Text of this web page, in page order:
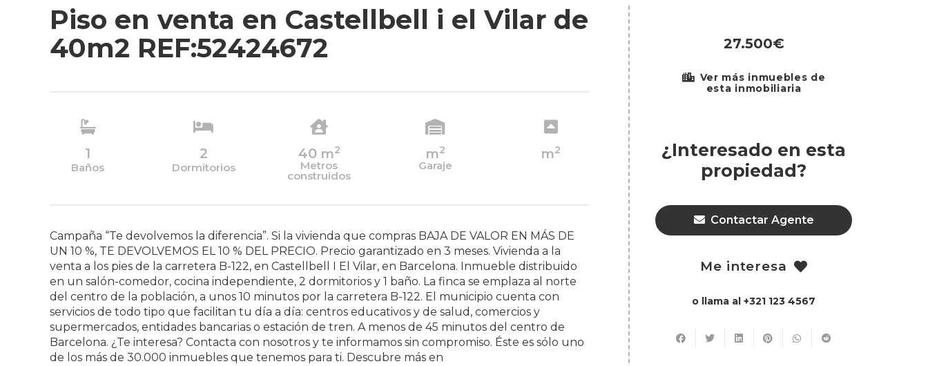
Piso en venta en Castellbell i el Vilar de
40m2 REF:52424672
1
Baños
2
Dormitorios
40m2
Metros
construidos
m2
Garaje
m2
Campaña “Te devolvemos la diferencia”. Si la vivienda que compras BAJA DE VALOR EN MÁS DE
UN 10 %, TE DEVOLVEMOS EL 10 % DEL PRECIO. Precio garantizado en 3 meses. Vivienda a la
venta a los pies de la carretera B-122, en Castellbell I El Vilar, en Barcelona. Inmueble distribuido
en un salón-comedor, cocina independiente, 2 dormitorios y 1 baño. La finca se emplaza al norte
del centro de la población, a unos 10 minutos por la carretera B-122. El municipio cuenta con
servicios de todo tipo que facilitan tu día a día: centros educativos y de salud, comercios y
supermercados, entidades bancarias o estación de tren. A menos de 45 minutos del centro de
Barcelona. ¿Te interesa? Contacta con nosotros y te informamos sin compromiso. Éste es sólo uno
de los más de 30.000 inmuebles que tenemos para ti. Descubre más en
27.500€
Ver más inmuebles de
esta inmobiliaria
¿Interesado en esta
propiedad?
Contactar Agente
Me interesa
o llama al +321 123 4567